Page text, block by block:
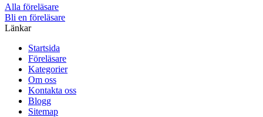
Alla föreläsare
Bli en föreläsare​
Länkar
Startsida
Föreläsare
Kategorier
Om oss
Kontakta oss
Blogg
Sitemap